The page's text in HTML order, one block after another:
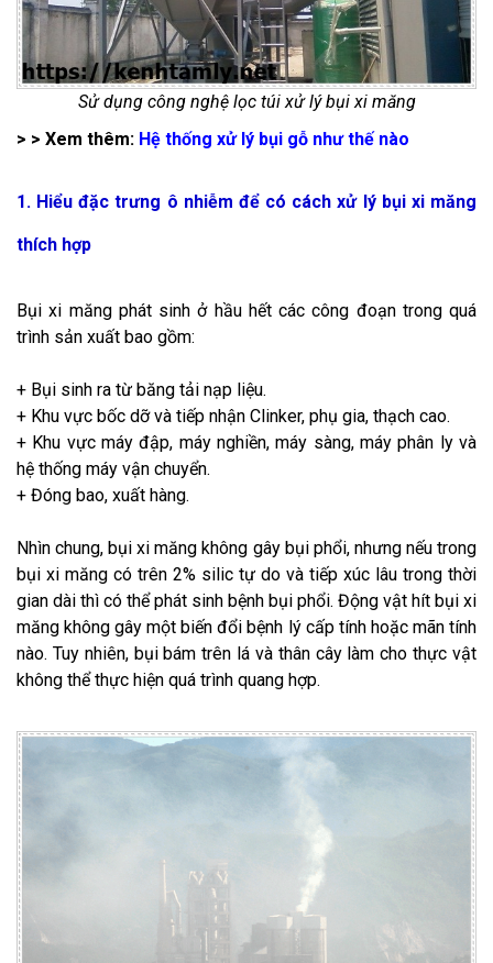
Sử dụng công nghệ lọc túi xử lý bụi xi măng
> > Xem thêm: Hệ thống xử lý bụi gỗ như thế nào
1. Hiểu đặc trưng ô nhiễm để có cách xử lý bụi xi măng
thích hợp
Bụi xi măng phát sinh ở hầu hết các công đoạn trong quá
trình sản xuất bao gồm:
+ Bụi sinh ra từ băng tải nạp liệu.
+ Khu vực bốc dỡ và tiếp nhận Clinker, phụ gia, thạch cao.
+ Khu vực máy đập, máy nghiền, máy sàng, máy phân ly và
hệ thống máy vận chuyển.
+ Đóng bao, xuất hàng.
Nhìn chung, bụi xi măng không gây bụi phổi, nhưng nếu trong
bụi xi măng có trên 2% silic tự do và tiếp xúc lâu trong thời
gian dài thì có thể phát sinh bệnh bụi phổi. Động vật hít bụi xi
măng không gây một biến đổi bệnh lý cấp tính hoặc mãn tính
nào. Tuy nhiên, bụi bám trên lá và thân cây làm cho thực vật
không thể thực hiện quá trình quang hợp.